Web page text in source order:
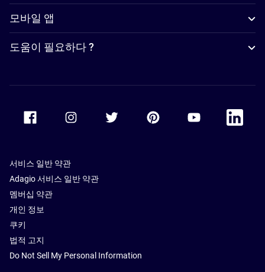
모바일 앱
도움이 필요하다 ?
Accor Facebook Accor TwitterAccor PinterestAccor Youtube
Accor
서비스 일반 약관
Adagio 서비스 일반 약관
멤버십 약관
개인 정보
쿠키
법적 고지
Do Not Sell My Personal Information